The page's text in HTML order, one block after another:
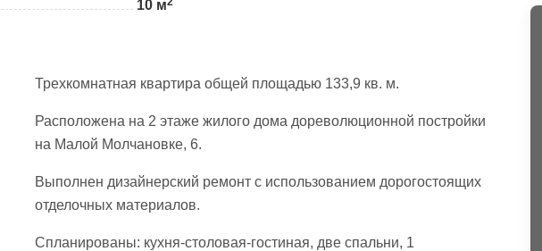
10 м
Трехкомнатная квартира общей площадью 133,9 кв. м.
Расположена на 2 этаже жилого дома дореволюционной постройки
на Малой Молчановке, 6.
Выполнен дизайнерский ремонт с использованием дорогостоящих
отделочных материалов.
Спланированы: кухня-столовая-гостиная, две спальни, 1